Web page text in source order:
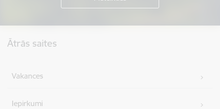
Ātrās saites
Vakances
Iepirkumi